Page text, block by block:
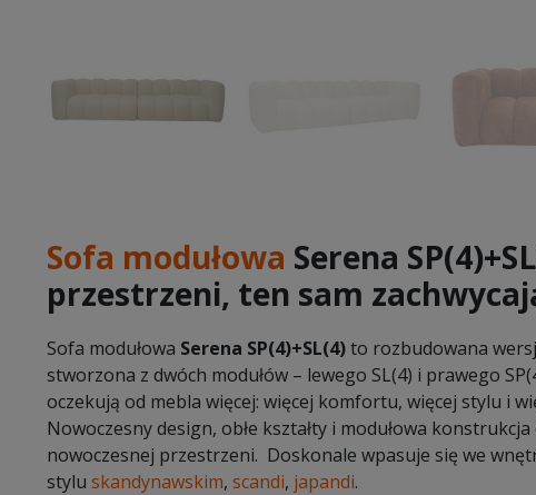
Sofa modułowa Serena
przestrzeni, ten sam
Sofa modułowa Serena SP(4)+SL(4)to rozbudowana
stworzona z dwóch modułów – lewego SL(4) i prawego
oczekują od mebla więcej: więcej komfortu, więcej stylu i
Nowoczesny design, obłe kształty i modułowa
nowoczesnej przestrzeni. Doskonale wpasuje się we
stylu skandynawskim, scandi, japandi.